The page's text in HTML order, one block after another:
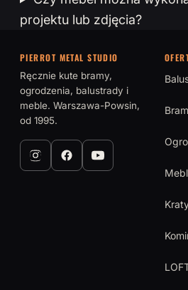
projektu lub zdjęcia?
PIERROT METAL STUDIO
Ręcznie kute bramy,
ogrodzenia, balustrady i
meble. Warszawa-Powsin,
od 1995.